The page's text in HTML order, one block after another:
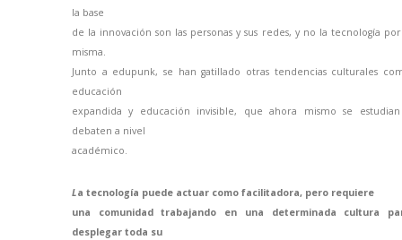
la base
de la innovación son las personas y sus redes, y no la tecnología
misma.
Junto a edupunk, se han gatillado otras tendencias culturales
educación
expandida y educación invisible, que ahora mismo se
debaten a nivel
académico.
La tecnología puede actuar como facilitadora, pero requiere
una comunidad trabajando en una determinada cultura
desplegar toda su